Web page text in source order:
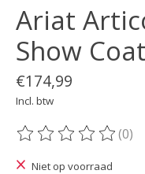
Ariat
Show Coat
€174,99
Incl. btw
De beoordeling van
(0)
Niet op voorraad